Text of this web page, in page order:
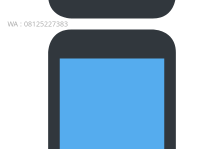
WA : 08125227383